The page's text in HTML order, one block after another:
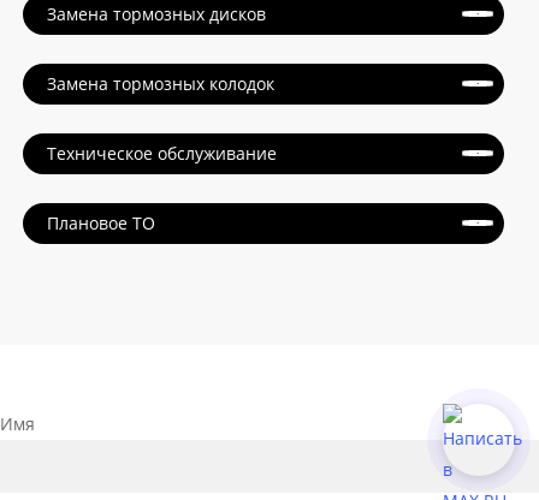
Замена тормозных дисков
Замена тормозных колодок
Техническое обслуживание
Плановое ТО
Имя